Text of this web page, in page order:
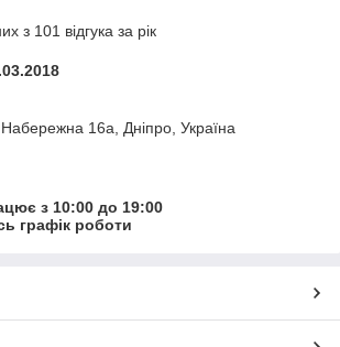
з 101 відгука за рік
Набережна 16а, Дніпро, Україна
з 10:00 до 19:00
графік роботи